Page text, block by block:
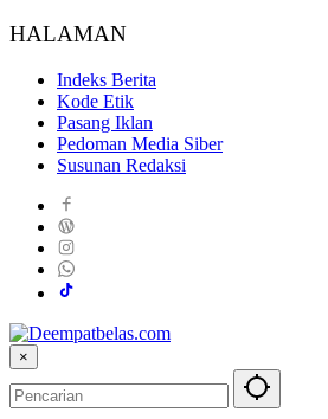
HALAMAN
Indeks Berita
Kode Etik
Pasang Iklan
Pedoman Media Siber
Susunan Redaksi
×